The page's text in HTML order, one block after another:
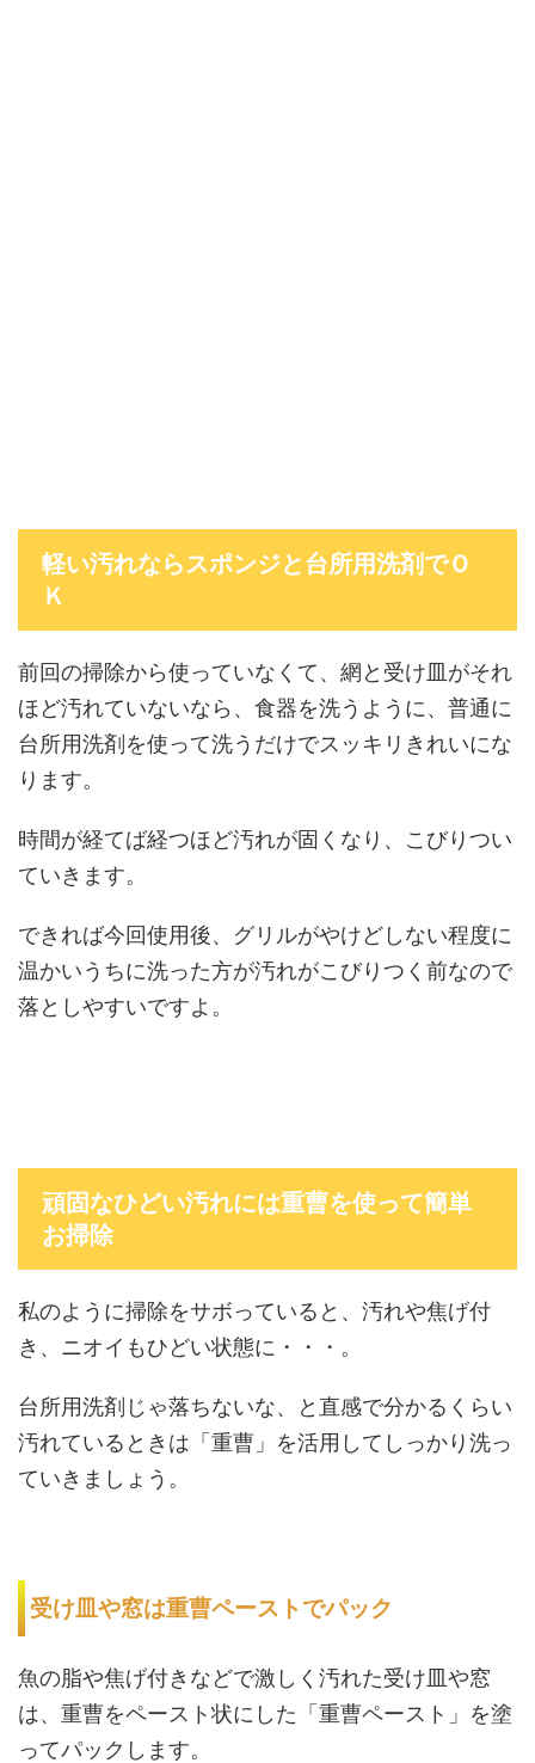
軽い汚れならスポンジと台所用洗剤でＯ
Ｋ
前回の掃除から使っていなくて、網と受け皿がそれ
ほど汚れていないなら、食器を洗うように、普通に
台所用洗剤を使って洗うだけでスッキリきれいにな
ります。
時間が経てば経つほど汚れが固くなり、こびりつい
ていきます。
できれば今回使用後、グリルがやけどしない程度に
温かいうちに洗った方が汚れがこびりつく前なので
落としやすいですよ。
頑固なひどい汚れには重曹を使って簡単
お掃除
私のように掃除をサボっていると、汚れや焦げ付
き、ニオイもひどい状態に・・・。
台所用洗剤じゃ落ちないな、と直感で分かるくらい
汚れているときは「重曹」を活用してしっかり洗っ
ていきましょう。
受け皿や窓は重曹ペーストでパック
魚の脂や焦げ付きなどで激しく汚れた受け皿や窓
は、重曹をペースト状にした「重曹ペースト」を塗
ってパックします。